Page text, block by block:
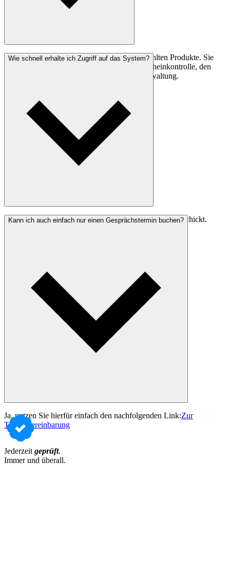
Im Test enthalten sind die von Ihnen ausgewählten Produkte. Sie
können wählen zwischen der LapID Führerscheinkontrolle, den
Unterweisungen und der LapID Fahrzeugverwaltung.
Wie schnell erhalte ich Zugriff auf das System?
Die Zugangsdaten werden automatisiert per E-Mail verschickt.
Kann ich auch einfach nur einen Gesprächstermin buchen?
Ja, nutzen Sie hierfür einfach den nachfolgenden Link:Zur
Terminvereinbarung
Jederzeit geprüft.
Immer und überall.